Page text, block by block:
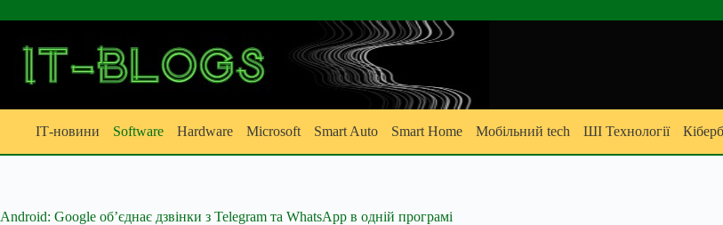
до
ІТ-новини Software Hardware Microsoft Smart Auto Smart Home Мобільний tech ШІ Технології
Android: Google об’єднає дзвінки з Telegram та WhatsApp в одній програмі